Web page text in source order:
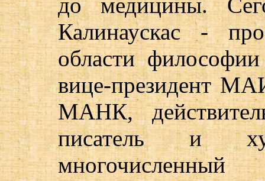
до медицины.
Калинаускас -
области
вице-президент
МАНК,
писатель и